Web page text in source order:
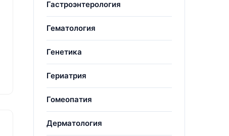
Гастроэнтерология
Гематология
Генетика
Гериатрия
Гомеопатия
Дерматология